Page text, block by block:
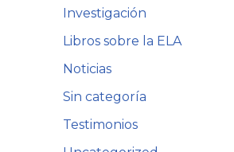
Investigación
Libros sobre la ELA
Noticias
Sin categoría
Testimonios